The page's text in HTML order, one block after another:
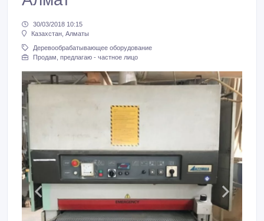
30/03/2018 10:15
Казахстан, Алматы
Деревообрабатывающее оборудование
Продам, предлагаю - частное лицо